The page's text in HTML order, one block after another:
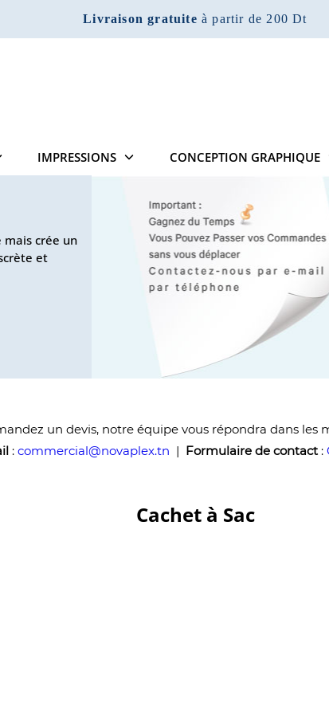
Livraison gratuiteà partir de 200 Dt
IMPRESSIONS CONCEPTION GRAPHIQUE
mais crée un
et
un devis, notre équipe vous répondra dans les
: commercial@novaplex.tn | Formulaire de contact:
Cachet à Sac